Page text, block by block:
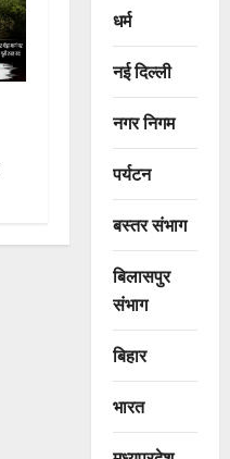
धर्म
नई दिल्ली
नगर निगम
पर्यटन
बस्तर संभाग
बिलासपुर
संभाग
बिहार
भारत